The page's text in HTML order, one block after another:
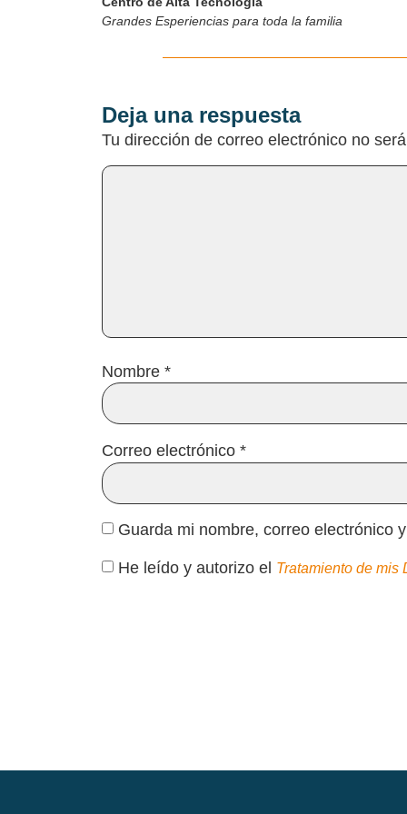
Grandes Esperiencias para toda la familia
Deja una respuesta
Tu dirección de correo electrónico no
Nombre *
Correo electrónico *
Guarda mi nombre, correo electrónico
He leído y autorizo el Tratamiento de mis